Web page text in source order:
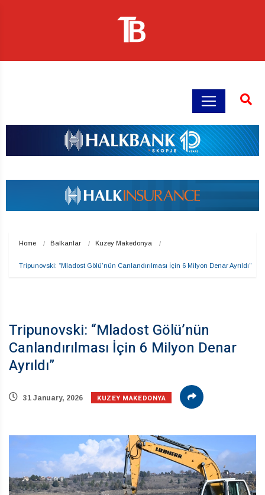
Home Balkanlar Kuzey Makedonya
Tripunovski: “Mladost Gölü’nün Canlandırılması İçin 6 Milyon Denar Ayrıldı”
Tripunovski: “Mladost Gölü’nün
Canlandırılması İçin 6 Milyon Denar
Ayrıldı”
31 January, 2026 KUZEY MAKEDONYA